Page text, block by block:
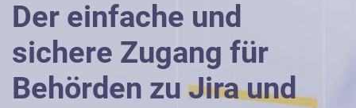
Der einfache und
sichere Zugang für
Behörden zu Jira und